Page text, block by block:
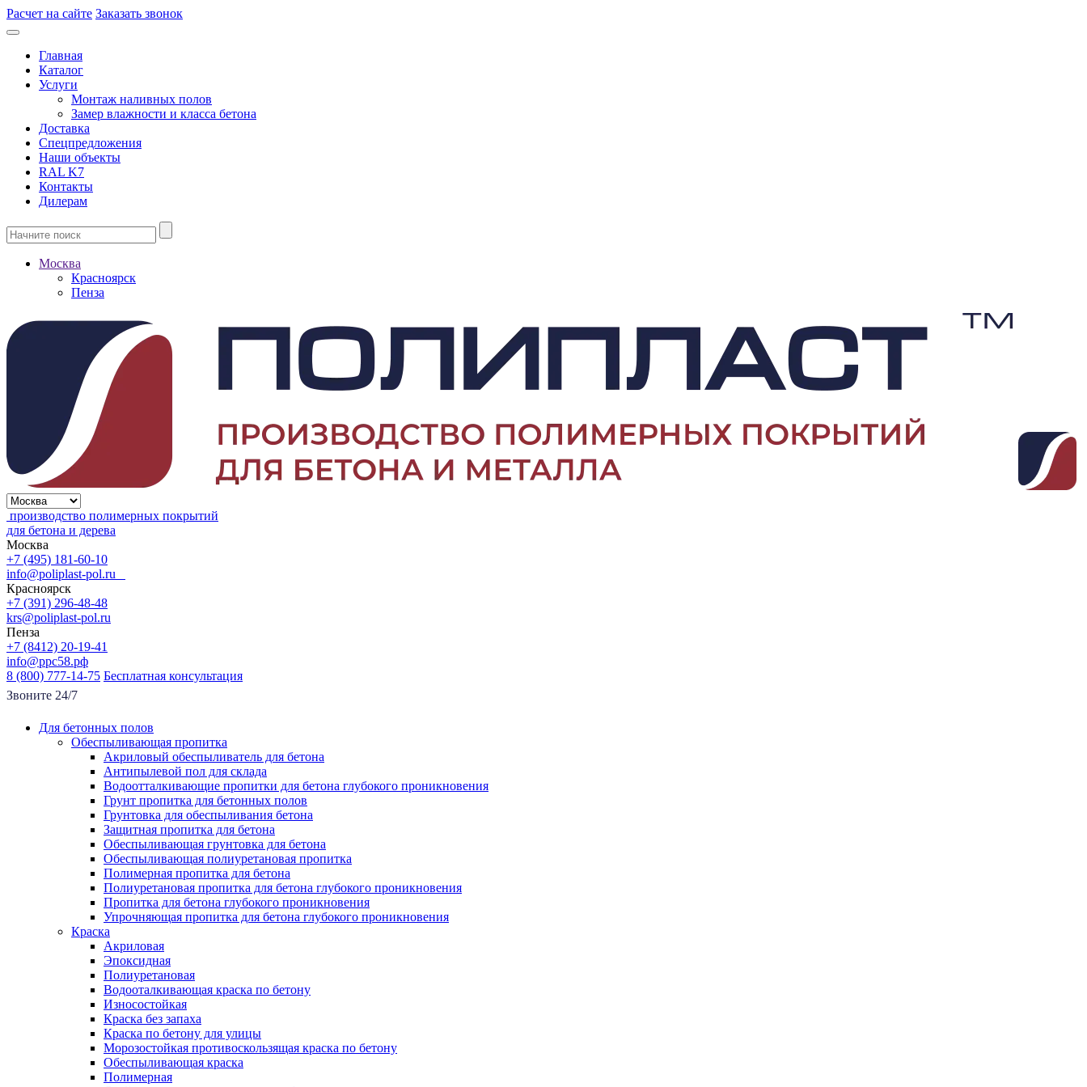
Расчет на сайте Заказать звонок
Главная
Каталог
Услуги
Монтаж наливных полов
Замер влажности и класса бетона
Доставка
Спецпредложения
Наши объекты
RAL K7
Контакты
Дилерам
Москва
Красноярск
Пенза
производство полимерных покрытий
для бетона и дерева
Москва
+7 (495) 181-60-10
info@poliplast-pol.ru
Красноярск
+7 (391) 296-48-48
krs@poliplast-pol.ru
Пенза
+7 (8412) 20-19-41
info@ррс58.рф
8 (800) 777-14-75 Бесплатная консультация
Звоните 24/7
Для бетонных полов
Обеспыливающая пропитка
Акриловый обеспыливатель для бетона
Антипылевой пол для склада
Водоотталкивающие пропитки для бетона глубокого проникновения
Грунт пропитка для бетонных полов
Грунтовка для обеспыливания бетона
Защитная пропитка для бетона
Обеспыливающая грунтовка для бетона
Обеспыливающая полиуретановая пропитка
Полимерная пропитка для бетона
Полиуретановая пропитка для бетона глубокого проникновения
Пропитка для бетона глубокого проникновения
Упрочняющая пропитка для бетона глубокого проникновения
Краска
Акриловая
Эпоксидная
Полиуретановая
Водооталкивающая краска по бетону
Износостойкая
Краска без запаха
Краска по бетону для улицы
Морозостойкая противоскользящая краска по бетону
Обеспыливающая краска
Полимерная